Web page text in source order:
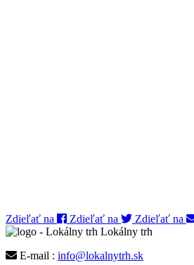
Zdieľať na Zdieľať na
Zdieľať na
Lokálny trh
E-mail : info@lokalnytrh.sk